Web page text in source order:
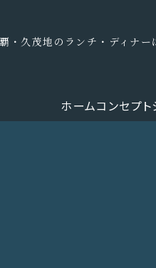
久茂地のランチ・ディナー
ホームコンセプト